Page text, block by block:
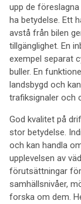
upp de
ha betydelse. Ett
avstå från bilen
tillgänglighet. En
exempel separat
buller. En
landsbygd och
trafiksignaler och
God kvalitet på
stor betydelse.
och kan handla
upplevelsen av
förutsättningar
samhällsnivåer,
forska om dem.